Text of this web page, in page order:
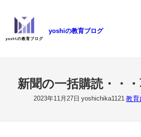
yoshiの教育ブログ
新聞の一括購読・・
2023年11月27日 yoshichika1121 教育